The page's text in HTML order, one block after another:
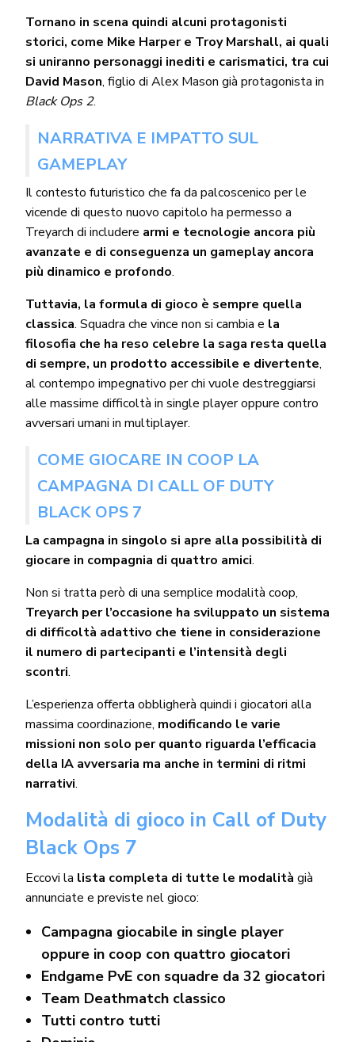
Tornano in scena quindi alcuni protagonisti
storici, come Mike Harper e Troy Marshall, ai quali
si uniranno personaggi inediti e carismatici, tra cui
David Mason, figlio di Alex Mason già protagonista in
Black Ops 2.
NARRATIVA E IMPATTO SUL
GAMEPLAY
Il contesto futuristico che fa da palcoscenico per le
vicende di questo nuovo capitolo ha permesso a
Treyarch di includere armi e tecnologie ancora più
avanzate e di conseguenza un gameplay ancora
più dinamico e profondo.
Tuttavia, la formula di gioco è sempre quella
classica. Squadra che vince non si cambia e la
filosofia che ha reso celebre la saga resta quella
di sempre, un prodotto accessibile e divertente,
al contempo impegnativo per chi vuole destreggiarsi
alle massime difficoltà in single player oppure contro
avversari umani in multiplayer.
COME GIOCARE IN COOP LA
CAMPAGNA DI CALL OF DUTY
BLACK OPS 7
La campagna in singolo si apre alla possibilità di
giocare in compagnia di quattro amici.
Non si tratta però di una semplice modalità coop,
Treyarch per l’occasione ha sviluppato un sistema
di difficoltà adattivo che tiene in considerazione
il numero di partecipanti e l’intensità degli
scontri.
L’esperienza offerta obbligherà quindi i giocatori alla
massima coordinazione, modificando le varie
missioni non solo per quanto riguarda l’efficacia
della IA avversaria ma anche in termini di ritmi
narrativi.
Modalità di gioco in Call of Duty
Black Ops 7
Eccovi la lista completa di tutte le modalità già
annunciate e previste nel gioco:
Campagna giocabile in single player
oppure in coop con quattro giocatori
Endgame PvE con squadre da 32 giocatori
Team Deathmatch classico
Tutti contro tutti